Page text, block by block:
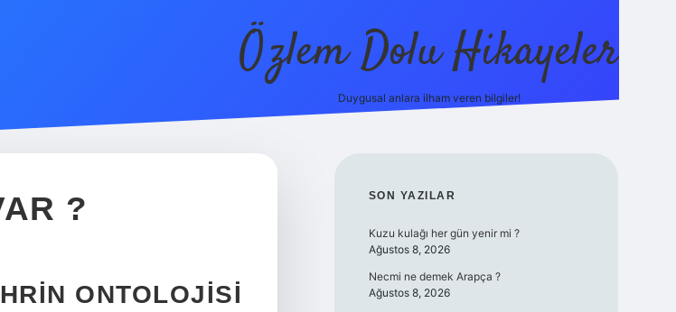
Özlem Dolu Hikayeler
Duygusal anlara ilham veren bilgiler!
?
ONTOLOJISI
SIDEBAR
SON YAZILAR
Kuzu kulağı her gün yenir mi ?
Ağustos 8, 2026
Necmi ne demek Arapça ?
Ağustos 8, 2026